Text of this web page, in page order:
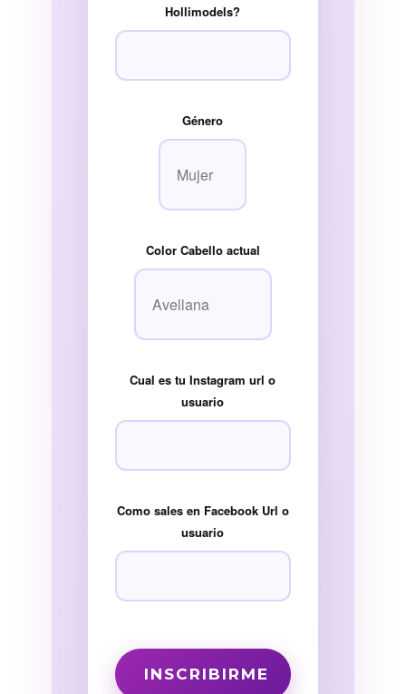
Hollimodels?
Género
Color Cabello actual
Cual es tu Instagram url o
usuario
Como sales en Facebook Url o
usuario